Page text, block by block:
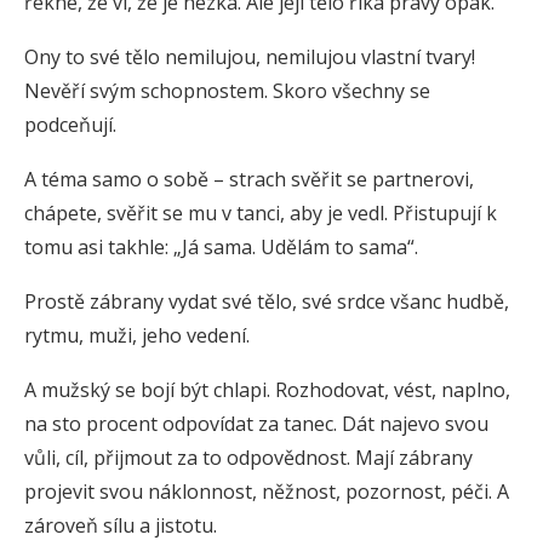
Ony to své tělo nemilujou, nemilujou vlastní tvary!
Nevěří svým schopnostem. Skoro všechny se
podceňují.
A téma samo o sobě – strach svěřit se partnerovi,
chápete, svěřit se mu v tanci, aby je vedl. Přistupují k
tomu asi takhle: „Já sama. Udělám to sama“.
Prostě zábrany vydat své tělo, své srdce všanc hudbě,
rytmu, muži, jeho vedení.
A mužský se bojí být chlapi. Rozhodovat, vést, naplno,
na sto procent odpovídat za tanec. Dát najevo svou
vůli, cíl, přijmout za to odpovědnost. Mají zábrany
projevit svou náklonnost, něžnost, pozornost, péči. A
zároveň sílu a jistotu.